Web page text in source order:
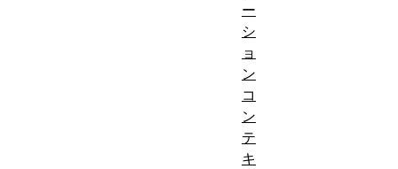
ー
シ
ョ
ン
コ
ン
テ
キ